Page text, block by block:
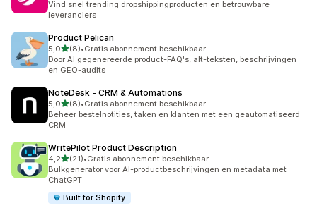
Vind snel trending dropshippingproducten en betrouwbare
leveranciers
Product Pelican
5,0van 5 sterren
(8)
8 recensies in totaal
•Gratis abonnement beschikbaar
Door AI gegenereerde product-FAQ's, alt-teksten, beschrijvingen
en GEO-audits
NoteDesk ‑ CRM & Automations
5,0van 5 sterren
(8)
8 recensies in totaal
•Gratis abonnement beschikbaar
Beheer bestelnotities, taken en klanten met een geautomatiseerd
CRM
WritePilot Product Description
4,2van 5 sterren
(21)
21 recensies in totaal
•Gratis abonnement beschikbaar
Bulkgenerator voor AI-productbeschrijvingen en metadata met
ChatGPT
Built for Shopify